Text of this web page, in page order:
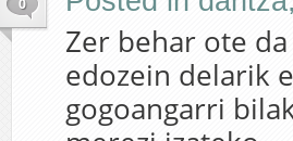
0
Zer behar ote
edozein delarik
gogoangarri